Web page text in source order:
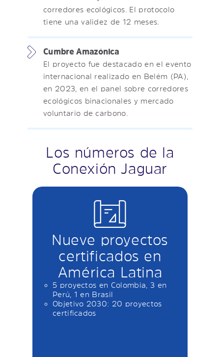
corredores ecológicos. El protocolo
tiene una validez de 12 meses.
Cumbre Amazónica
El proyecto fue destacado en el evento
internacional realizado en Belém (PA),
en 2023, en el panel sobre corredores
ecológicos binacionales y mercado
voluntario de carbono.
Los números de la
Conexión Jaguar
Nueve proyectos
certificados en
América Latina
5 proyectos en Colombia, 3 en
Perú, 1 en Brasil
Objetivo 2030: 20 proyectos
certificados